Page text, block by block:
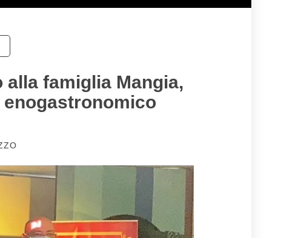
famiglia Mangia,